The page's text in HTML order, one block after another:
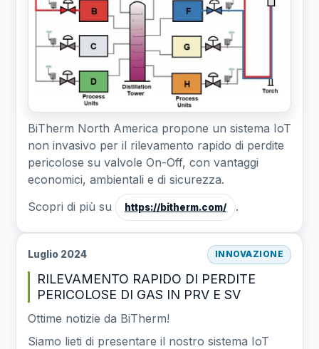
BiTherm North America propone un sistema IoT
non invasivo per il rilevamento rapido di perdite
pericolose su valvole On-Off, con vantaggi
economici, ambientali e di sicurezza.
Scopri di più su
https://bitherm.com/ .
Luglio 2024 INNOVAZIONE
RILEVAMENTO RAPIDO DI PERDITE
PERICOLOSE DI GAS IN PRV E SV
Ottime notizie da BiTherm!
Siamo lieti di presentare il nostro sistema IoT